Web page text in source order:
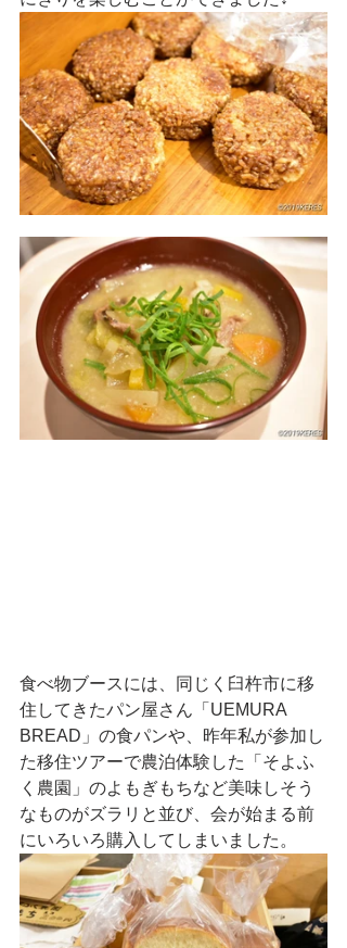
食べ物ブースには、同じく臼杵市に移
住してきたパン屋さん「UEMURA
BREAD」の食パンや、昨年私が参加し
た移住ツアーで農泊体験した「そよふ
く農園」のよもぎもちなど美味しそう
なものがズラリと並び、会が始まる前
にいろいろ購入してしまいました。